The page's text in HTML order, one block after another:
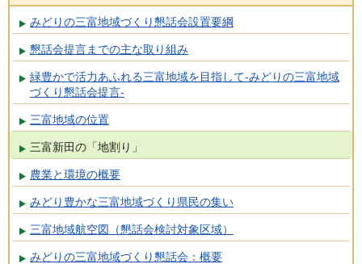
みどりの三富地域づくり懇話会設置要綱
懇話会提言までの主な取り組み
緑豊かで活力あふれる三富地域を目指して-みどりの三富地域
づくり懇話会提言-
三富地域の位置
三富新田の「地割り」
農業と環境の概要
みどり豊かな三富地域づくり県民の集い
三富地域航空図（懇話会検討対象区域）
みどりの三富地域づくり懇話会：概要